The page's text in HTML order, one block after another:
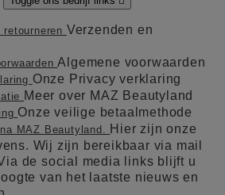
retourneren Verzenden en
Algemene voorwaarden
Onze Privacy verklaring
Meer over MAZ Beautyland
Onze veilige betaalmethode
MAZ Beautyland.
Hier zijn onze
Wij zijn bereikbaar via mail
de social media links blijft u
van het laatste nieuws en